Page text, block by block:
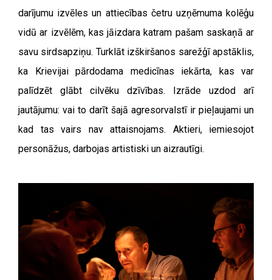
darījumu izvēles un attiecības četru uzņēmuma kolēģu
vidū ar izvēlēm, kas jāizdara katram pašam saskaņā ar
savu sirdsapziņu. Turklāt izškiršanos sarežģī apstāklis,
ka Krievijai pārdodama medicīnas iekārta, kas var
palīdzēt glābt cilvēku dzīvības. Izrāde uzdod arī
jautājumu: vai to darīt šajā agresorvalstī ir pieļaujami un
kad tas vairs nav attaisnojams. Aktieri, iemiesojot
personāžus, darbojas artistiski un aizrautīgi.